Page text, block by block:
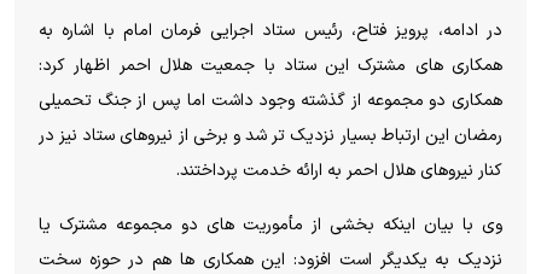
در ادامه، پرویز فتاح، رئیس ستاد اجرایی فرمان امام با اشاره به
همکاری های مشترک این ستاد با جمعیت هلال احمر اظهار کرد:
همکاری دو مجموعه از گذشته وجود داشت اما پس از جنگ تحمیلی
رمضان این ارتباط بسیار نزدیک تر شد و برخی از نیروهای ستاد نیز در
کنار نیروهای هلال احمر به ارائه خدمت پرداختند.
وی با بیان اینکه بخشی از مأموریت های دو مجموعه مشترک یا
نزدیک به یکدیگر است افزود: این همکاری ها هم در حوزه سخت